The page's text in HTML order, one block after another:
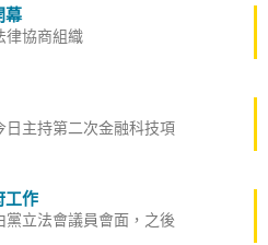
幕
協商組織
日主持第二次金融科技項
工作
立法會議員會面，之後